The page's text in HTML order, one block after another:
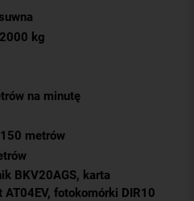
2000 kg
na minutę
metrów
BKV20AGS, karta
fotokomórki DIR10